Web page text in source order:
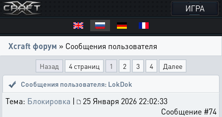
ИГРА
Xcraft форум » Сообщения пользователя
Назад 4 страниц 1 2 3 4
Далее
Сообщения пользователя: LokDok
Тема: Блокировка |
25 Января 2026 22:02:33
Сообщение #74